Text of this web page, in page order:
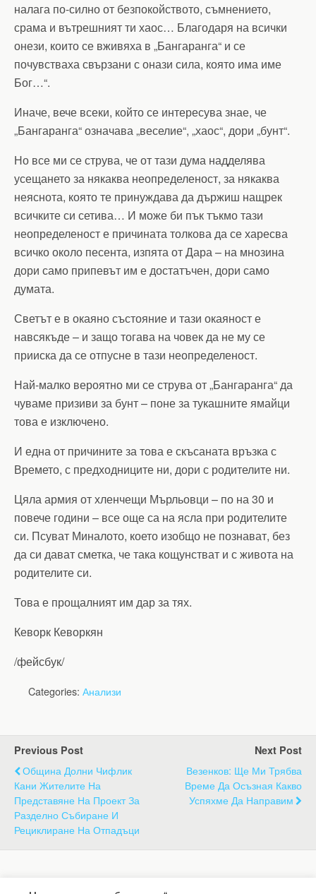
налага по-силно от безпокойството, съмнението,
срама и вътрешният ти хаос… Благодаря на всички
онези, които се вживяха в „Бангаранга“ и се
почувстваха свързани с онази сила, която има име
Бог…“.
Иначе, вече всеки, който се интересува знае, че
„Бангаранга“ означава „веселие“, „хаос“, дори „бунт“.
Но все ми се струва, че от тази дума надделява
усещането за някаква неопределеност, за някаква
неяснота, която те принуждава да държиш нащрек
всичките си сетива… И може би пък тъкмо тази
неопределеност е причината толкова да се харесва
всичко около песента, изпята от Дара – на мнозина
дори само припевът им е достатъчен, дори само
думата.
Светът е в окаяно състояние и тази окаяност е
навсякъде – и защо тогава на човек да не му се
прииска да се отпусне в тази неопределеност.
Най-малко вероятно ми се струва от „Бангаранга“ да
чуваме призиви за бунт – поне за тукашните ямайци
това е изключено.
И една от причините за това е скъсаната връзка с
Времето, с предходниците ни, дори с родителите ни.
Цяла армия от хленчещи Мърльовци – по на 30 и
повече години – все още са на ясла при родителите
си. Псуват Миналото, което изобщо не познават, без
да си дават сметка, че така кощунстват и с живота на
родителите си.
Това е прощалният им дар за тях.
Кеворк Кеворкян
/фейсбук/
Categories: Анализи
Previous Post
Община Долни Чифлик
Кани Жителите На
Представяне На Проект За
Разделно Събиране И
Рециклиране На Отпадъци
Next Post
Везенков: Ще Ми Трябва
Време Да Осъзная Какво
Успяхме Да Направим